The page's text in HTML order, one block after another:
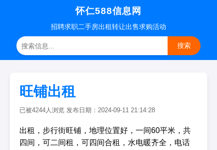
怀仁588信息网
招聘求职二手房出租转让出售求购活动
搜索
旺铺出租
已被4244人浏览 发布日期：2024-09-11 21:14:28
出租，步行街旺铺，地理位置好，一间60平米，共
四间，可二间租，可四间合租，水电暖齐全，电话